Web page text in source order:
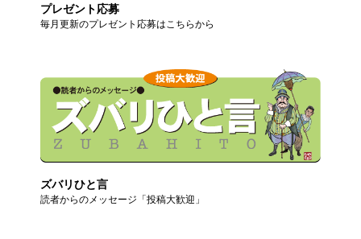
プレゼント応募
毎月更新のプレゼント応募はこちらから
ズバリひと言
読者からのメッセージ「投稿大歓迎」